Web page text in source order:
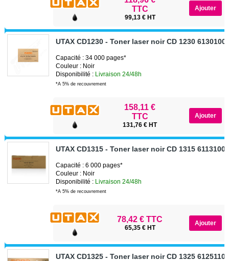
TTC
99,13 € HT
UTAX CD1230 - Toner laser noir CD 1230
Capacité : 34 000 pages*
Couleur : Noir
Disponibilité : Livraison 24/48h
*A 5% de recouvrement
158,11 €
TTC
131,76 € HT
UTAX CD1315 - Toner laser noir CD 1315
Capacité : 6 000 pages*
Couleur : Noir
Disponibilité : Livraison 24/48h
*A 5% de recouvrement
78,42 € TTC
65,35 € HT
UTAX CD1325 - Toner laser noir CD 1325